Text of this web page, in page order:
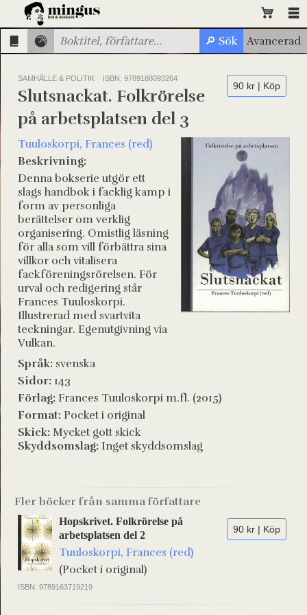
SAMHÄLLE & POLITIK ISBN: 9789188093264
90 kr | Köp
Slutsnackat. Folkrörelse
på arbetsplatsen del 3
Tuuloskorpi, Frances (red)
Beskrivning:
Denna bokserie utgör ett
slags handbok i facklig kamp i
form av personliga
berättelser om verklig
organisering. Omistlig läsning
för alla som vill förbättra sina
villkor och vitalisera
fackföreningsrörelsen. För
urval och redigering står
Frances Tuuloskorpi.
Illustrerad med svartvita
teckningar. Egenutgivning via
Vulkan.
Språk: svenska
Sidor: 143
Förlag: Frances Tuuloskorpi m.fl. (2015)
Format: Pocket i original
Skick: Mycket gott skick
Skyddsomslag: Inget skyddsomslag
Fler böcker från samma författare
90 kr | Köp
Hopskrivet. Folkrörelse på
arbetsplatsen del 2
Tuuloskorpi, Frances (red)
(Pocket i original)
ISBN: 9789163719219